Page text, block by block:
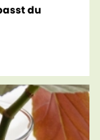
du